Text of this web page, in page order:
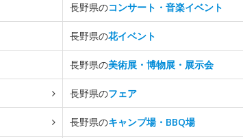
長野県のコンサート・音楽イベント
長野県の花イベント
長野県の美術展・博物展・展示会
長野県のフェア
長野県のキャンプ場・BBQ場